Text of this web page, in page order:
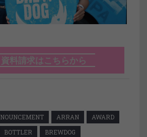
料請求はこちらから
ARRAN
AWARD
BOTTLER
BREWDOG